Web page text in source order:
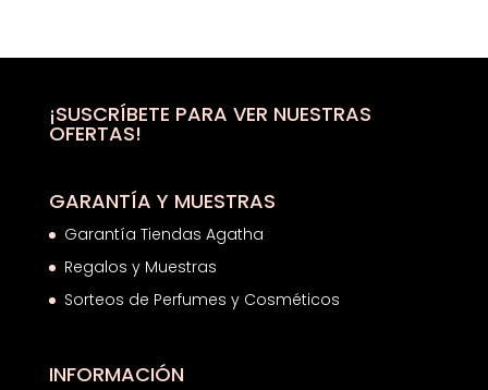
desde
hasta
¡SUSCRÍBETE PARA VER NUESTRAS
OFERTAS!
GARANTÍA Y MUESTRAS
Garantía Tiendas Agatha
Regalos y Muestras
Sorteos de Perfumes y Cosméticos
INFORMACIÓN